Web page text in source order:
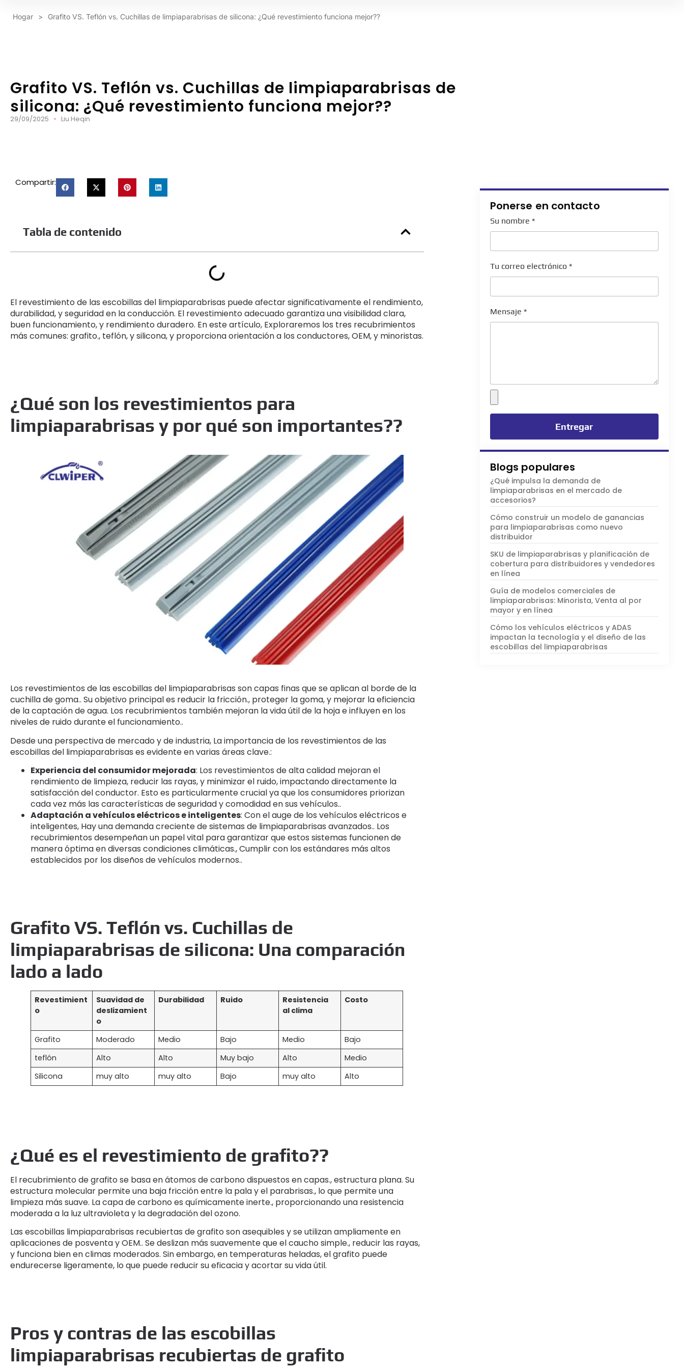
Hogar > Grafito VS. Teflón vs. Cuchillas de limpiaparabrisas de silicona: ¿Qué revestimiento funciona mejor??
Grafito VS. Teflón vs. Cuchillas de limpiaparabrisas de
silicona: ¿Qué revestimiento funciona mejor??
29/09/2025 Liu Heqin
Compartir:
Tabla de contenido
El revestimiento de las escobillas del limpiaparabrisas puede afectar significativamente el rendimiento,
durabilidad, y seguridad en la conducción. El revestimiento adecuado garantiza una visibilidad clara,
buen funcionamiento, y rendimiento duradero. En este artículo, Exploraremos los tres recubrimientos
más comunes: grafito., teflón, y silicona, y proporciona orientación a los conductores, OEM, y minoristas.
¿Qué son los revestimientos para
limpiaparabrisas y por qué son importantes??
Los revestimientos de las escobillas del limpiaparabrisas son capas finas que se aplican al borde de la
cuchilla de goma.. Su objetivo principal es reducir la fricción., proteger la goma, y mejorar la eficiencia
de la captación de agua. Los recubrimientos también mejoran la vida útil de la hoja e influyen en los
niveles de ruido durante el funcionamiento..
Desde una perspectiva de mercado y de industria, La importancia de los revestimientos de las
escobillas del limpiaparabrisas es evidente en varias áreas clave.:
Experiencia del consumidor mejorada: Los revestimientos de alta calidad mejoran el
rendimiento de limpieza, reducir las rayas, y minimizar el ruido, impactando directamente la
satisfacción del conductor. Esto es particularmente crucial ya que los consumidores priorizan
cada vez más las características de seguridad y comodidad en sus vehículos..
Adaptación a vehículos eléctricos e inteligentes: Con el auge de los vehículos eléctricos e
inteligentes, Hay una demanda creciente de sistemas de limpiaparabrisas avanzados.. Los
recubrimientos desempeñan un papel vital para garantizar que estos sistemas funcionen de
manera óptima en diversas condiciones climáticas., Cumplir con los estándares más altos
establecidos por los diseños de vehículos modernos..
Grafito VS. Teflón vs. Cuchillas de
limpiaparabrisas de silicona: Una comparación
lado a lado
Revestimient
o
Suavidad de
deslizamient
o
Durabilidad Ruido
Resistencia
al clima
Costo
Grafito Moderado Medio Bajo Medio
Bajo
teflón
Alto Alto Muy bajo Alto
Medio
Silicona
muy alto muy alto Bajo muy alto Alto
¿Qué es el revestimiento de grafito??
El recubrimiento de grafito se basa en átomos de carbono dispuestos en capas., estructura plana. Su
estructura molecular permite una baja fricción entre la pala y el parabrisas., lo que permite una
limpieza más suave. La capa de carbono es químicamente inerte., proporcionando una resistencia
moderada a la luz ultravioleta y la degradación del ozono.
Las escobillas limpiaparabrisas recubiertas de grafito son asequibles y se utilizan ampliamente en
aplicaciones de posventa y OEM.. Se deslizan más suavemente que el caucho simple., reducir las rayas,
y funciona bien en climas moderados. Sin embargo, en temperaturas heladas, el grafito puede
endurecerse ligeramente, lo que puede reducir su eficacia y acortar su vida útil.
Pros y contras de las escobillas
limpiaparabrisas recubiertas de grafito
Ponerse en contacto
Su nombre *
Tu correo electrónico *
Mensaje *
Entregar
Blogs populares
¿Qué impulsa la demanda de
limpiaparabrisas en el mercado de
accesorios?
Cómo construir un modelo de ganancias
para limpiaparabrisas como nuevo
distribuidor
SKU de limpiaparabrisas y planificación de
cobertura para distribuidores y vendedores
en línea
Guía de modelos comerciales de
limpiaparabrisas: Minorista, Venta al por
mayor y en línea
Cómo los vehículos eléctricos y ADAS
impactan la tecnología y el diseño de las
escobillas del limpiaparabrisas